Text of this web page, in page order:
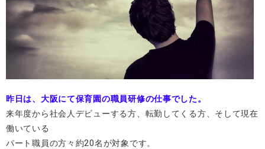
昨日は、大阪にて保育園の職員研修の仕事でした。
来年度から社会人デビューする方、転勤してくる方、そして現在
働いている
パート職員の方々約20名が対象です。